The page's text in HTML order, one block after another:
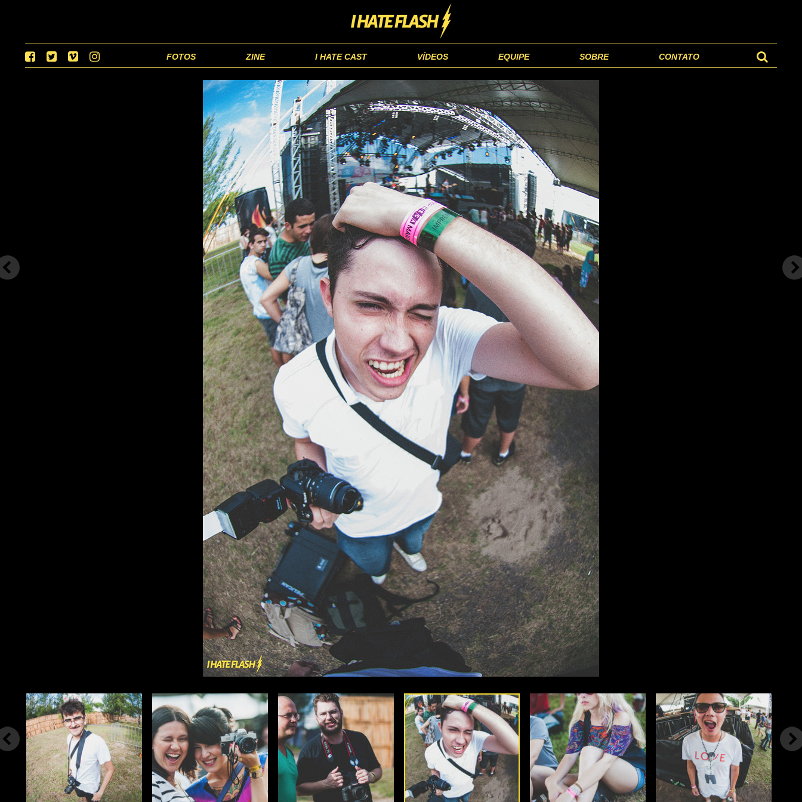
FOTOS ZINE I HATE CAST VÍDEOS EQUIPE SOBRE CONTATO